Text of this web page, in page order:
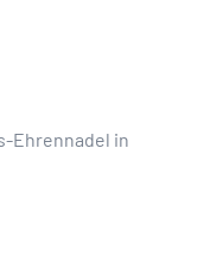
Ehrennadel in